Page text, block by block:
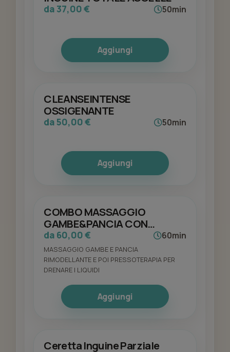
da 37,00 € 50min
Aggiungi
CLEANSEINTENSE
OSSIGENANTE
da 50,00 € 50min
Aggiungi
COMBO MASSAGGIO
GAMBE&PANCIA CON
PRESSOTERAPIA
da 60,00 € 60min
MASSAGGIO GAMBE E PANCIA
RIMODELLANTE E POI PRESSOTERAPIA PER
DRENARE I LIQUIDI
Aggiungi
Ceretta Inguine Parziale